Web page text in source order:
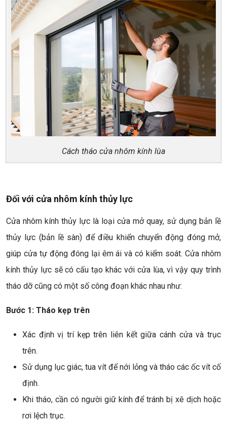
Cách tháo cửa nhôm kính lùa
Đối với cửa nhôm kính thủy lực
Cửa nhôm kính thủy lực là loại cửa mở quay, sử dụng bản lề
thủy lực (bản lề sàn) để điều khiển chuyển động đóng mở,
giúp cửa tự động đóng lại êm ái và có kiểm soát. Cửa nhôm
kính thủy lực sẽ có cấu tạo khác với cửa lùa, vì vậy quy trình
tháo dỡ cũng có một số công đoạn khác nhau như:
Bước 1: Tháo kẹp trên
Xác định vị trí kẹp trên liên kết giữa cánh cửa và trục
trên.
Sử dụng lục giác, tua vít để nới lỏng và tháo các ốc vít cố
định.
Khi tháo, cần có người giữ kính để tránh bị xê dịch hoặc
rơi lệch trục.